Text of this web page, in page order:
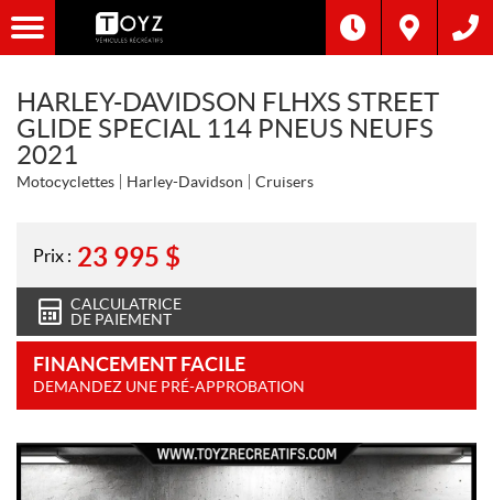
HARLEY-DAVIDSON FLHXS STREET
GLIDE SPECIAL 114 PNEUS NEUFS
2021
Motocyclettes Harley-Davidson Cruisers
Prix : 23 995 $
CALCULATRICE
DE PAIEMENT
FINANCEMENT FACILE
DEMANDEZ UNE PRÉ-APPROBATION